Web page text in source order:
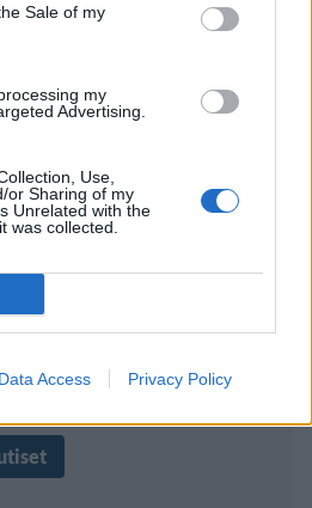
Sale of my
my
Advertising.
Use,
or Sharing of my
Unrelated with the
was collected.
Data Access Privacy Policy
ja